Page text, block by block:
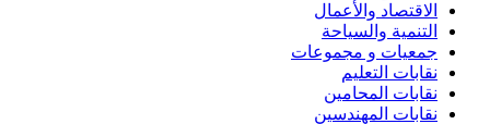
الاقتصاد والأعمال
التنمية والسياحة
جمعيات و مجموعات
نقابات التعليم
نقابات المحامين
نقابات المهندسين